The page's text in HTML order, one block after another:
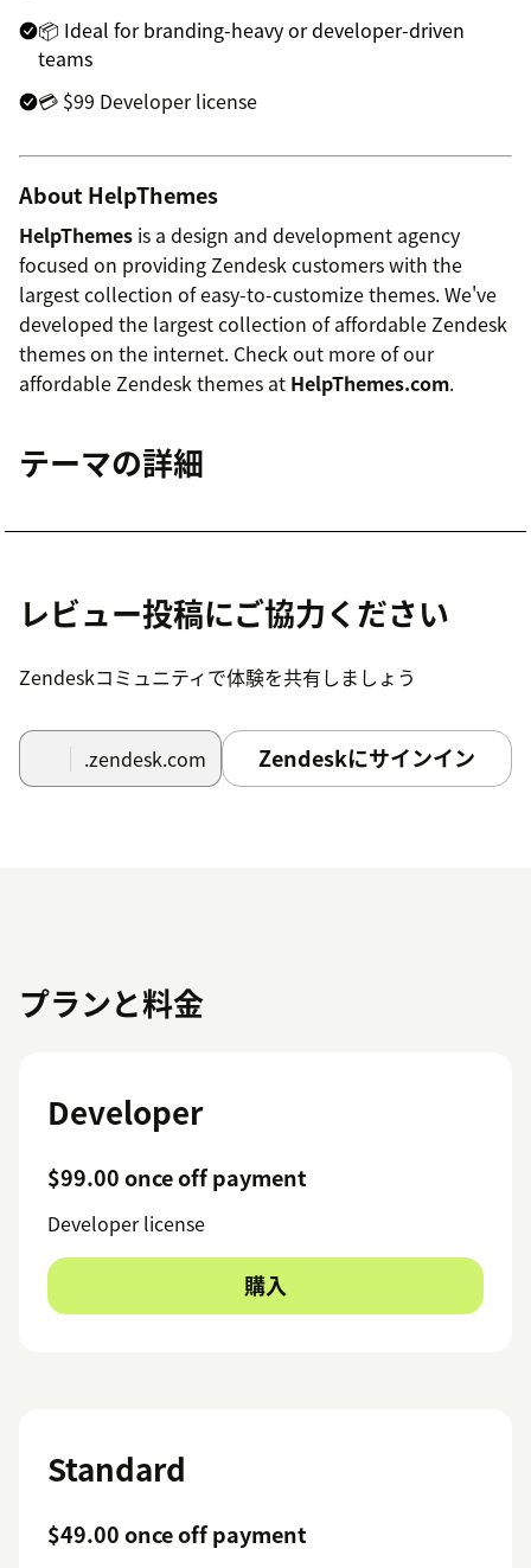
📦 Ideal for branding-heavy or developer-driven
teams
💳 $99 Developer license
About HelpThemes
HelpThemes is a design and development agency
focused on providing Zendesk customers with the
largest collection of easy-to-customize themes. We've
developed the largest collection of affordable Zendesk
themes on the internet. Check out more of our
affordable Zendesk themes at HelpThemes.com.
テーマの詳細
レビュー投稿にご協力ください
Zendeskコミュニティで体験を共有しましょう
.zendesk.com Zendeskにサインイン
プランと料金
Developer
$99.00 once off payment
Developer license
購入
Standard
$49.00 once off payment